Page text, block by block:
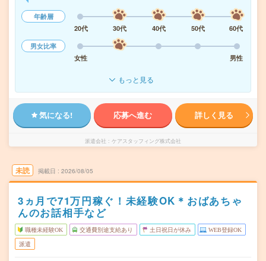
年齢層
20代
30代 40代 50代
60代
男女比率
女性
男性
もっと見る
気になる! 応募へ進む 詳しく見る
派遣会社 ケアスタッフィング株式会社
未読 掲載日 2026/08/05
3ヵ月で71万円稼ぐ！未経験OK＊おばあちゃ
んのお話相手など
職種未経験OK 交通費別途支給あり 土日祝日が休み WEB登録OK
派遣